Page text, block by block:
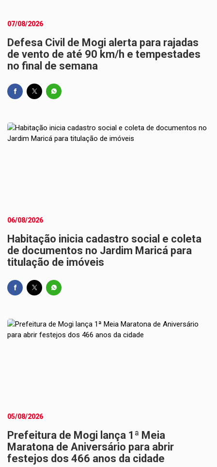
07/08/2026
Defesa Civil de Mogi alerta para rajadas
de vento de até 90 km/h e tempestades
no final de semana
06/08/2026
Habitação inicia cadastro social e coleta
de documentos no Jardim Maricá para
titulação de imóveis
05/08/2026
Prefeitura de Mogi lança 1ª Meia
Maratona de Aniversário para abrir
festejos dos 466 anos da cidade